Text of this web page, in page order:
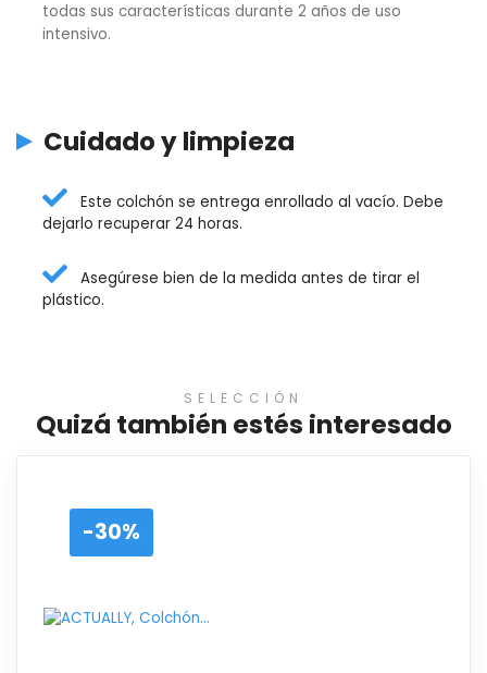
todas sus características durante 2 años de uso
intensivo.
Cuidado y limpieza
Este colchón se entrega enrollado al vacío. Debe
dejarlo recuperar 24 horas.
Asegúrese bien de la medida antes de tirar el
plástico.
SELECCIÓN
Quizá también estés interesado
-30%